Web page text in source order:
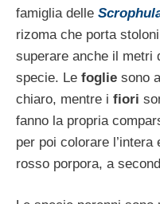
famiglia delle
rizoma che porta
superare anche il metri
specie. Le foglie sono
chiaro, mentre i fiori
fanno la propria
per poi colorare
rosso porpora, a